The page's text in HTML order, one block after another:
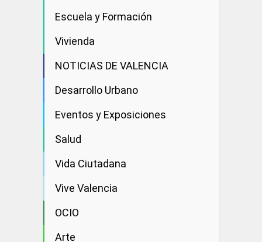
Escuela y Formación
Vivienda
NOTICIAS DE VALENCIA
Desarrollo Urbano
Eventos y Exposiciones
Salud
Vida Ciutadana
Vive Valencia
OCIO
Arte